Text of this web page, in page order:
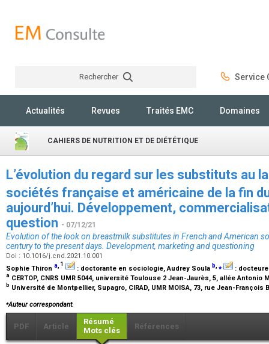
Rechercher Service
Actualités Revues Traités EMC Domaines
CAHIERS DE NUTRITION ET DE DIÉTÉTIQUE
L’évolution du regard sur les substituts au
sociétés française et américaine de la fin
aujourd’hui. Développement,
question - 07/12/21
Evolution of the look on breastmilk substitutes in French and American
century to the present days. Development, marketing and questioning
Doi : 10.1016/j.cnd.2021.10.001
Sophie Thiron a, 1
: doctorante en sociologie, Audrey Soula b,⁎ :
a CERTOP, CNRS UMR 5044, université Toulouse 2 Jean-Jaurès, 5, allée Antonio
b Université de Montpellier, Supagro, CIRAD, UMR MOISA, 73, rue Jean-
⁎Auteur correspondant.
PDF Article
Résumé
Mots clés
Références